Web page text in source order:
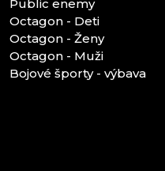
Public enemy
Octagon - Deti
Octagon - Ženy
Octagon - Muži
Bojové športy - výbava